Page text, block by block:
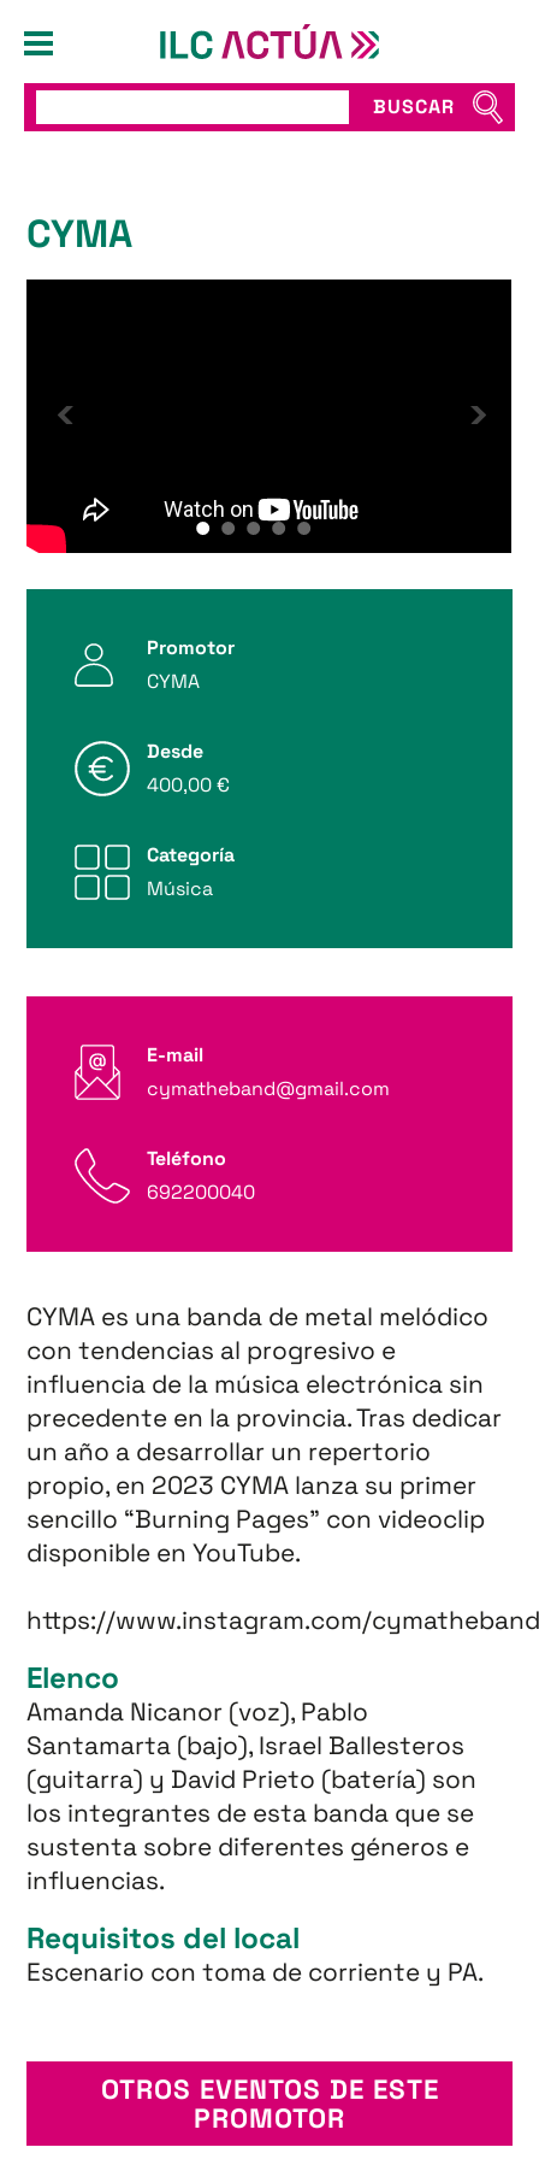
BUSCAR
CYMA
Promotor
CYMA
Desde
400,00 €
Categoría
Música
E-mail
cymatheband@gmail.com
Teléfono
692200040
CYMA es una banda de metal melódico
con tendencias al progresivo e
influencia de la música electrónica sin
precedente en la provincia. Tras dedicar
un año a desarrollar un repertorio
propio, en 2023 CYMA lanza su primer
sencillo “Burning Pages” con videoclip
disponible en YouTube.
https://www.instagram.com/
Elenco
Amanda Nicanor (voz), Pablo
Santamarta (bajo), Israel Ballesteros
(guitarra) y David Prieto (batería) son
los integrantes de esta banda que se
sustenta sobre diferentes géneros e
influencias.
Requisitos del local
Escenario con toma de corriente y PA.
OTROS EVENTOS DE ESTE
PROMOTOR